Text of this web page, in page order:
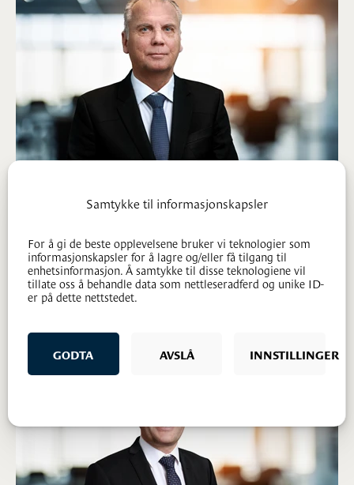
Advokat - partner
95 23 24 73
jv@mageli.no
Samtykke til informasjonskapsler
For å gi de beste opplevelsene bruker vi teknologier som
informasjonskapsler for å lagre og/eller få tilgang til
enhetsinformasjon. Å samtykke til disse teknologiene vil
tillate oss å behandle data som nettleseradferd og unike ID-
er på dette nettstedet.
GODTA AVSLÅ INNSTILLINGER